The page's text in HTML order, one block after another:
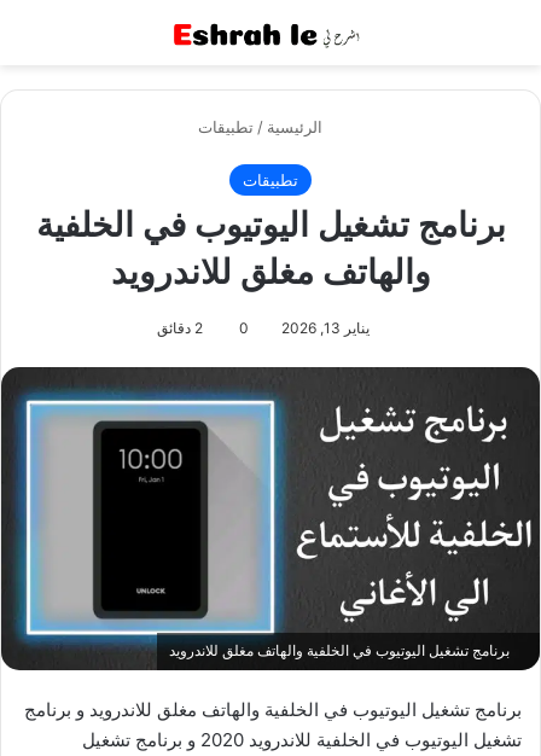
الرئيسية / تطبيقات
تطبيقات
برنامج تشغيل اليوتيوب في الخلفية
والهاتف مغلق للاندرويد
يناير 13, 2026 0 2 دقائق
برنامج تشغيل اليوتيوب في الخلفية والهاتف مغلق للاندرويد
برنامج تشغيل اليوتيوب في الخلفية والهاتف مغلق للاندرويد و برنامج
تشغيل اليوتيوب في الخلفية للاندرويد 2020 و برنامج تشغيل